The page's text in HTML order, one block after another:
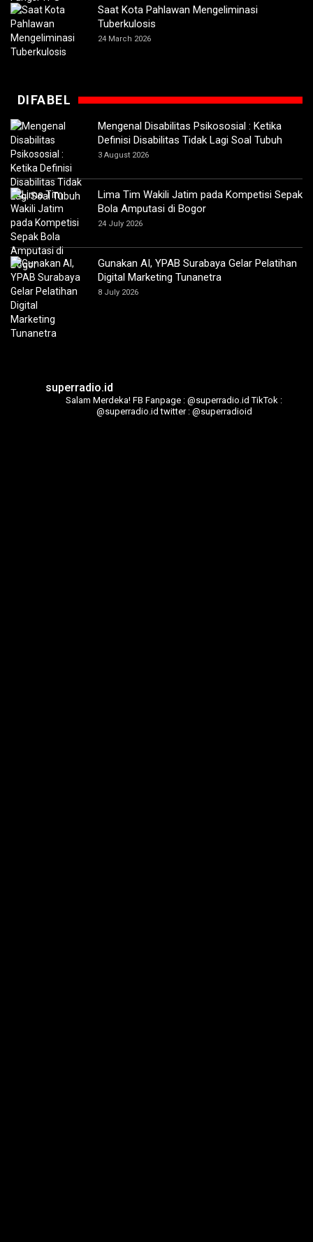
Saat Kota Pahlawan Mengeliminasi
Tuberkulosis
24 March 2026
DIFABEL
Mengenal Disabilitas Psikososial : Ketika
Definisi Disabilitas Tidak Lagi Soal Tubuh
3 August 2026
Lima Tim Wakili Jatim pada Kompetisi Sepak
Bola Amputasi di Bogor
24 July 2026
Gunakan AI, YPAB Surabaya Gelar Pelatihan
Digital Marketing Tunanetra
8 July 2026
superradio.id
Salam Merdeka! FB Fanpage : @superradio.id TikTok :
@superradio.id twitter : @superradioid